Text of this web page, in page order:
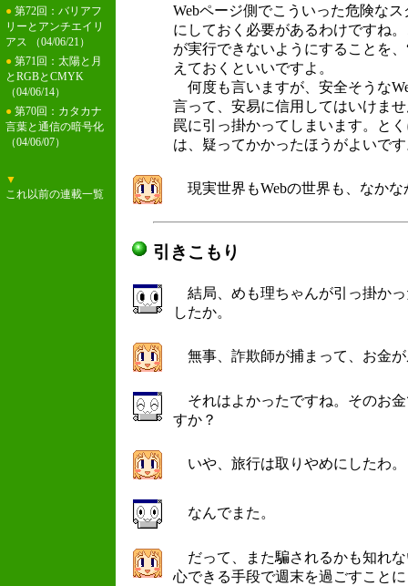
● 第72回：バリアフ
リーとアンチエイリ
アス
（04/06/21）
● 第71回：太陽と月
とRGBとCMYK
（04/06/14）
● 第70回：カタカナ
言葉と通信の暗号化
（04/06/07）
▼
これ以前の連載一覧
Webページ側でこういった危険な
にしておく必要があるわけですね
が実行できないようにすることを
えておくといいですよ。
何度も言いますが、安全そうな
言って、安易に信用してはいけま
罠に引っ掛かってしまいます。と
は、疑ってかかったほうがよいで
現実世界もWebの世界も、なかな
引きこもり
結局、めも理ちゃんが引っ掛か
したか。
無事、詐欺師が捕まって、お金
それはよかったですね。そのお
すか？
いや、旅行は取りやめにしたわ。
なんでまた。
だって、また騙されるかも知れ
心できる手段で週末を過ごすこと